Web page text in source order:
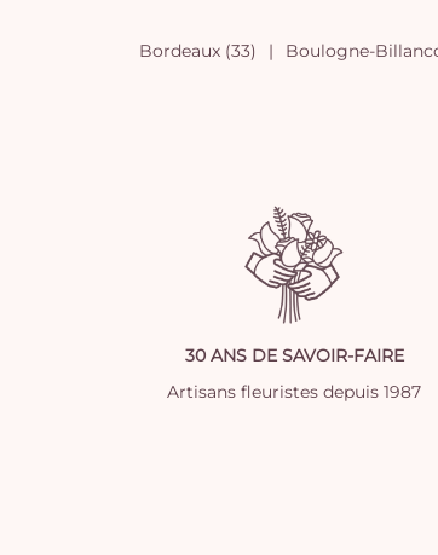
Bordeaux (33) Boulogne-
30 ANS DE SAVOIR-FAIRE
Artisans fleuristes depuis 1987